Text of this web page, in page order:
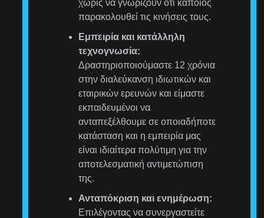
χωρίς να γνωρίζουν ότι κάποιος
παρακολουθεί τις κινήσεις τους.
Εμπειρία και κατάλληλη
τεχνογνωσία:
Δραστηριοποιούμαστε 12 χρόνια
στην διαλεύκανση ιδιωτικών και
εταιρικών ερευνών και είμαστε
εκπαιδευμένοι να
ανταπεξέλθουμε σε οποιαδήποτε
κατάσταση και η εμπειρία μας
είναι ιδιαίτερα πολύτιμη για την
αποτελεσματική αντιμετώπιση
της.
Ανταπόκριση και ενημέρωση:
Επιλέγοντας να συνεργαστείτε